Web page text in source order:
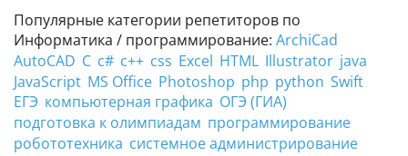
Популярные категории репетиторов по
Информатика / программирование: ArchiCad
AutoCAD C c# c++ css Excel HTML Illustrator java
JavaScript MS Office Photoshop php python Swift
ЕГЭ компьютерная графика ОГЭ (ГИА)
подготовка к олимпиадам программирование
робототехника системное администрирование